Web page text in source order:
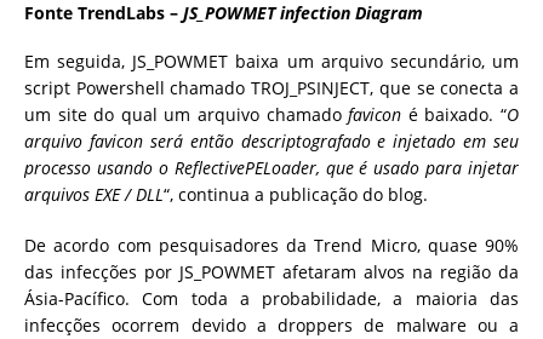
Fonte TrendLabs – JS_POWMET infection Diagram
Em seguida, JS_POWMET baixa um arquivo secundário, um
script Powershell chamado TROJ_PSINJECT, que se conecta a
um site do qual um arquivo chamadofavicon é baixado. “O
arquivo favicon será então descriptografado e injetado em seu
processo usando o ReflectivePELoader, que é usado para injetar
arquivos EXE / DLL“, continua a publicação do blog.
De acordo com pesquisadores da Trend Micro, quase 90%
das infecções por JS_POWMET afetaram alvos na região da
Ásia-Pacífico. Com toda a probabilidade, a maioria das
infecções ocorrem devido a droppers de malware ou a